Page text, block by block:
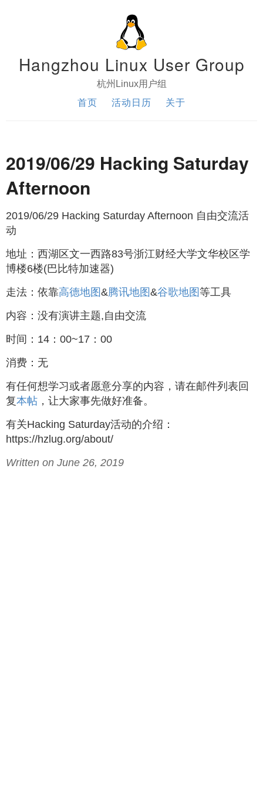
Hangzhou Linux User Group
杭州Linux用户组
首页 活动日历 关于
2019/06/29 Hacking Saturday
Afternoon
2019/06/29 Hacking Saturday Afternoon 自由交流活
动
地址：西湖区文一西路83号浙江财经大学文华校区学
博楼6楼(巴比特加速器)
走法：依靠高德地图 &腾讯地图 &谷歌地图 等工具
内容：没有演讲主题,自由交流
时间：14：00~17：00
消费：无
有任何想学习或者愿意分享的内容，请在邮件列表回
复本帖 ，让大家事先做好准备。
有关Hacking Saturday活动的介绍：
https://hzlug.org/about/
Written on June 26, 2019